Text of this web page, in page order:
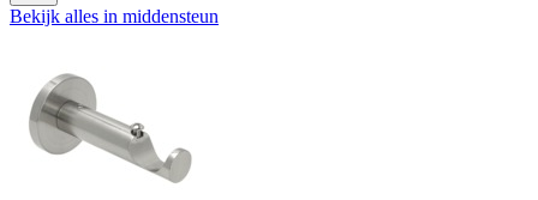
Bekijk alles in middensteun